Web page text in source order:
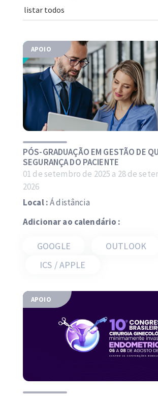
APOIO
PÓS-GRADUAÇÃO EM GESTÃO DE
SEGURANÇA DO PACIENTE
01 de setembro de 2025 a 28 de
2026
Local :Á distância
Adicionar ao calendário :
GOOGLE
OUTLOOK
ICS / APPLE
APOIO